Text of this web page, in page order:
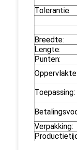
Tolerantie:
Breedte:
Lengte:
Punten:
Oppervlakte:
Toepassing:
Verpakking: